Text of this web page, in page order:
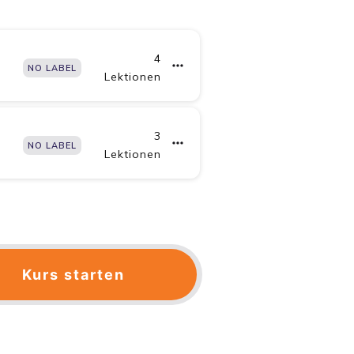
NO LABEL
4
Lektionen
NO LABEL
3
Lektionen
Kurs starten